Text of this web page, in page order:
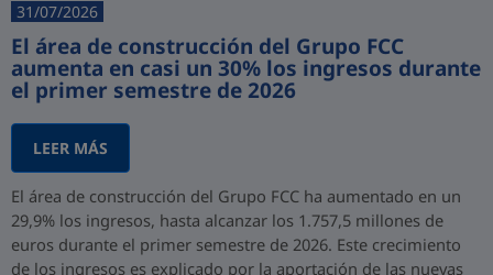
31/07/2026
El área de construcción del Grupo FCC
aumenta en casi un 30% los ingresos durante
el primer semestre de 2026
LEER MÁS
El área de construcción del Grupo FCC ha aumentado en un
29,9% los ingresos, hasta alcanzar los 1.757,5 millones de
euros durante el primer semestre de 2026. Este crecimiento
de los ingresos es explicado por la aportación de las nuevas